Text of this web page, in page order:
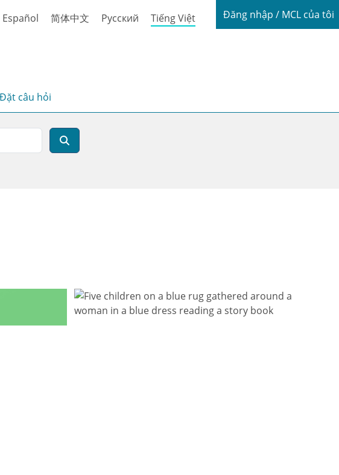
Español 简体中文 Русский Tiếng Việt Login / My
Đăng nhập / MCL của tôi
Đặt câu hỏi